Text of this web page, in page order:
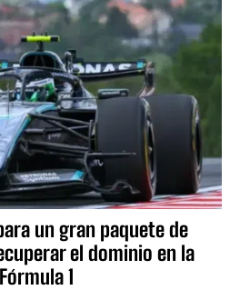
un gran paquete de
el dominio en la
Fórmula 1